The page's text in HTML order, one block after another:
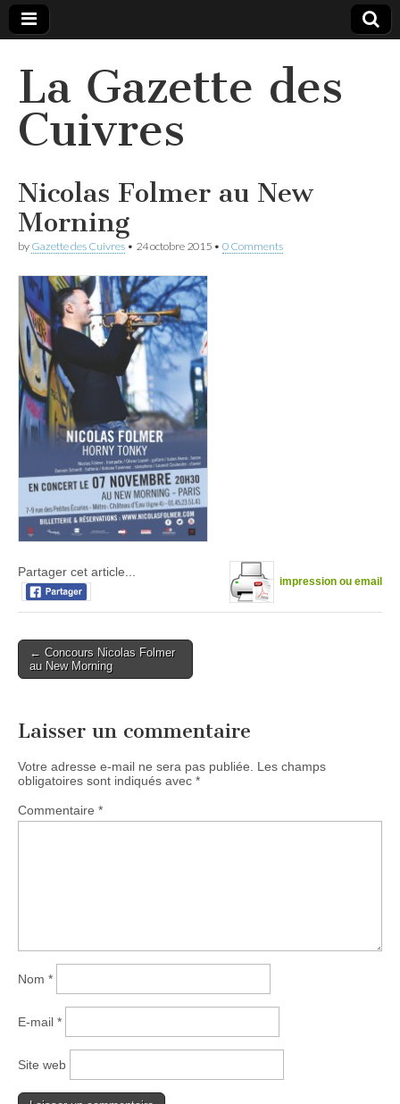
La Gazette des
Cuivres
Nicolas Folmer au New
Morning
by Gazette des Cuivres • 24 octobre 2015 • 0 Comments
impression ou email
Partager cet article...
Post
navigation
← Concours Nicolas Folmer
au New Morning
Laisser un commentaire
Votre adresse e-mail ne sera pas publiée.
Les champs
obligatoires sont indiqués avec *
Commentaire *
Nom *
E-mail *
Site web